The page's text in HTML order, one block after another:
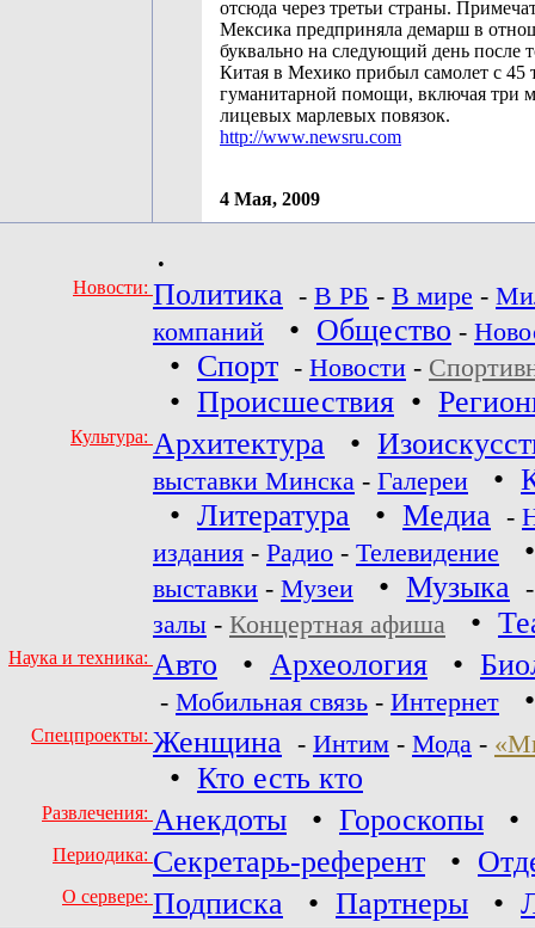
отсюда через третьи страны.
Мексика предприняла демарш в
буквально на следующий день после
Китая в Мехико прибыл самолет с 45
гуманитарной помощи, включая три
лицевых марлевых повязок.
http://www.newsru.com
4 Мая, 2009
•
Новости: Политика - В РБ - В мире -
компаний
• Общество -
• Спорт - Новости -
• Происшествия •
Культура: Архитектура •
выставки Минска - Галереи •
• Литература • Медиа -
издания - Радио - Телевидение
выставки - Музеи • Музыка
залы - Концертная афиша •
Наука и техника: Авто • Археология •
- Мобильная связь - Интернет
Спецпроекты: Женщина - Интим - Мода -
• Кто есть кто
Развлечения: Анекдоты • Гороскопы •
Периодика: Секретарь-референт •
О сервере: Подписка • Партнеры •